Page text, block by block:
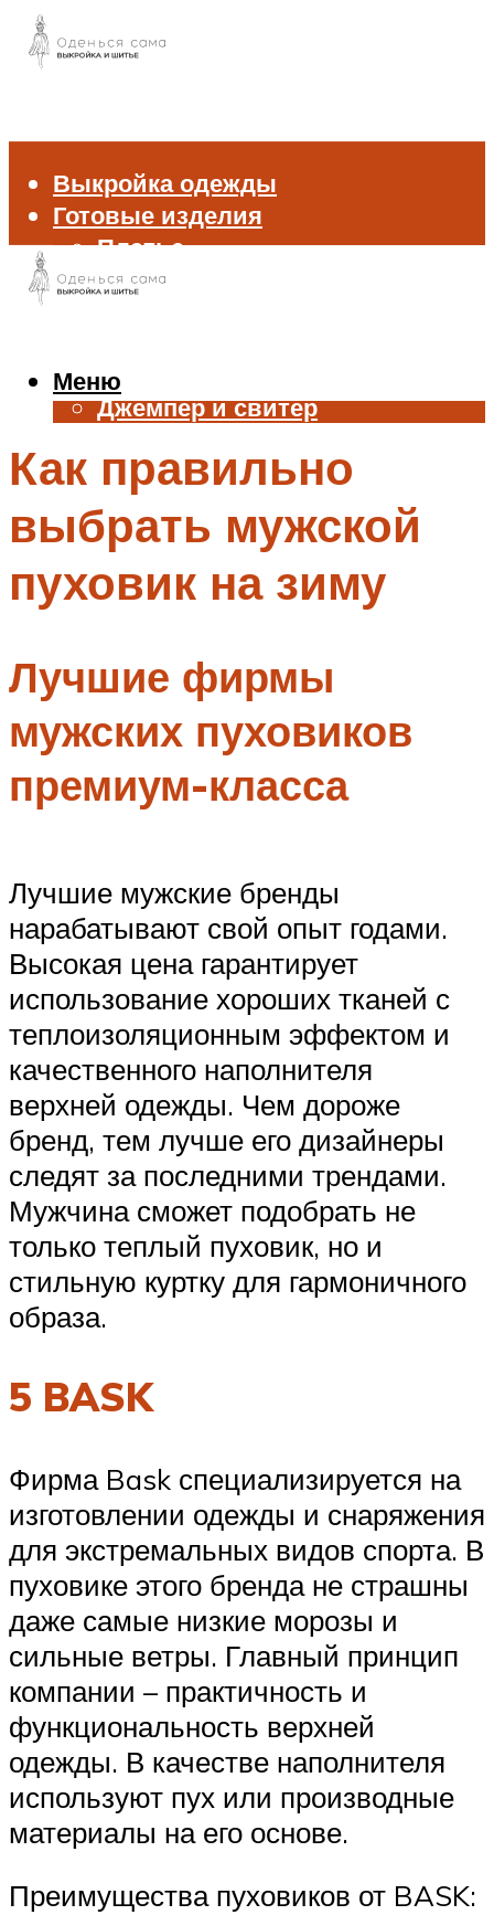
Выкройка одежды
Готовые изделия
Платье
Брюки
Жилет
Джемпер и свитер
Аксессуары
Меню
Меню
Как правильно
выбрать мужской
пуховик на зиму
Лучшие фирмы
мужских пуховиков
премиум-класса
Лучшие мужские бренды
нарабатывают свой опыт годами.
Высокая цена гарантирует
использование хороших тканей с
теплоизоляционным эффектом и
качественного наполнителя
верхней одежды. Чем дороже
бренд, тем лучше его дизайнеры
следят за последними трендами.
Мужчина сможет подобрать не
только теплый пуховик, но и
стильную куртку для гармоничного
образа.
5 BASK
Фирма Bask специализируется на
изготовлении одежды и снаряжения
для экстремальных видов спорта. В
пуховике этого бренда не страшны
даже самые низкие морозы и
сильные ветры. Главный принцип
компании – практичность и
функциональность верхней
одежды. В качестве наполнителя
используют пух или производные
материалы на его основе.
Преимущества пуховиков от BASK: